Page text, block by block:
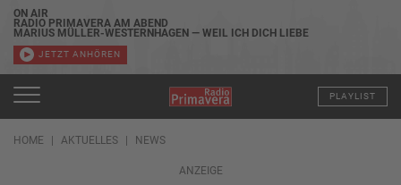
ON AIR
RADIO PRIMAVERA AM ABEND
MARIUS MÜLLER-WESTERNHAGEN — WEIL ICH DICH LIEBE
JETZT ANHÖREN
PLAYLIST
HOME AKTUELLES NEWS
ANZEIGE